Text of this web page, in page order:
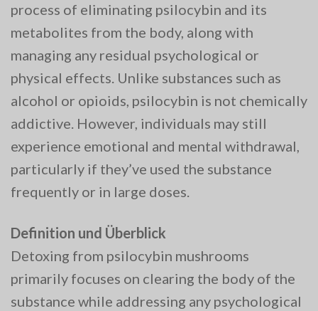
process of eliminating psilocybin and its
metabolites from the body, along with
managing any residual psychological or
physical effects. Unlike substances such as
alcohol or opioids, psilocybin is not chemically
addictive. However, individuals may still
experience emotional and mental withdrawal,
particularly if they’ve used the substance
frequently or in large doses.
Definition und Überblick
Detoxing from psilocybin mushrooms
primarily focuses on clearing the body of the
substance while addressing any psychological